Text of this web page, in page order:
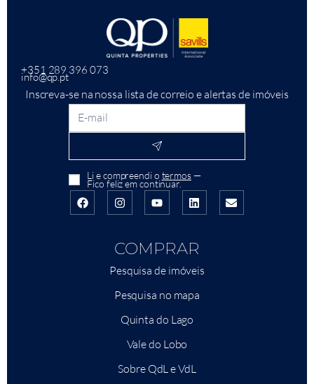
+351 289 396 073
info@qp.pt
Inscreva-se na nossa lista de correio e alertas de imóveis
Li e compreendi o termos—
Fico feliz em continuar.
COMPRAR
Pesquisa de imóveis
Pesquisa no mapa
Quinta do Lago
Vale do Lobo
Sobre QdL e VdL